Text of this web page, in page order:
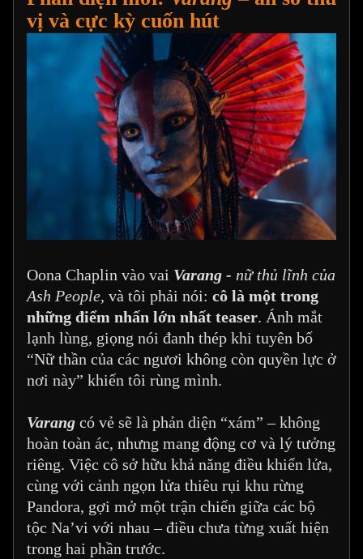
vị và cực kỳ cuốn hút
Oona Chaplin vào vai Varang - nữ thủ lĩnh của
Ash People, và tôi phải nói: cô là một trong
những điểm nhấn lớn nhất teaser. Ánh mắt
lạnh lùng, giọng nói đanh thép khi tuyên bố
“Nữ thần của các ngươi không còn quyền lực ở
nơi này” khiến tôi rùng mình.
Varang có vẻ sẽ là phản diện “xám” – không
hoàn toàn ác, nhưng mang động cơ và lý tưởng
riêng. Việc cô sở hữu khả năng điều khiển lửa,
cùng với cảnh ngọn lửa thiêu rụi khu rừng
Pandora, gợi mở một trận chiến giữa các bộ
tộc Na’vi với nhau – điều chưa từng xuất hiện
trong hai phần trước.